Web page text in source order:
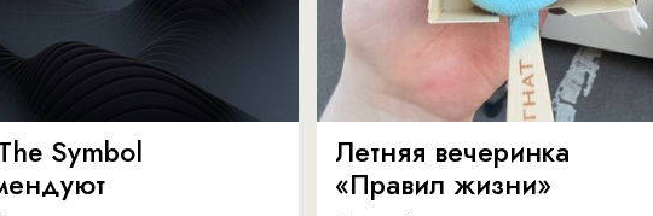
Symbol Летняя вечеринка
«Правил жизни»